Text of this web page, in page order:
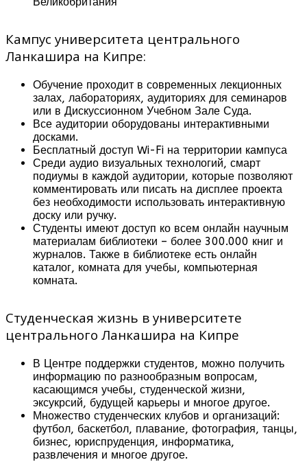
Кампус университета центрального
Ланкашира на Кипре:
Обучение проходит в современных лекционных
залах, лабораториях, аудиториях для семинаров
или в Дискуссионном Учебном Зале Суда.
Все аудитории оборудованы интерактивными
досками.
Бесплатный доступ Wi-Fi на территории кампуса
Среди аудио визуальных технологий, смарт
подиумы в каждой аудитории, которые позволяют
комментировать или писать на дисплее проекта
без необходимости использовать интерактивную
доску или ручку.
Студенты имеют доступ ко всем онлайн научным
материалам библиотеки – более 300.000 книг и
журналов. Также в библиотеке есть онлайн
каталог, комната для учебы, компьютерная
комната.
Студенческая жизнь в университете
центрального Ланкашира на Кипре
В Центре поддержки студентов, можно получить
информацию по разнообразным вопросам,
касающимся учебы, студенческой жизни,
эксукрсий, будущей карьеры и многое другое.
Множество студенческих клубов и организаций:
футбол, баскетбол, плавание, фотография, танцы,
бизнес, юриспруденция, информатика,
развлечения и многое другое.